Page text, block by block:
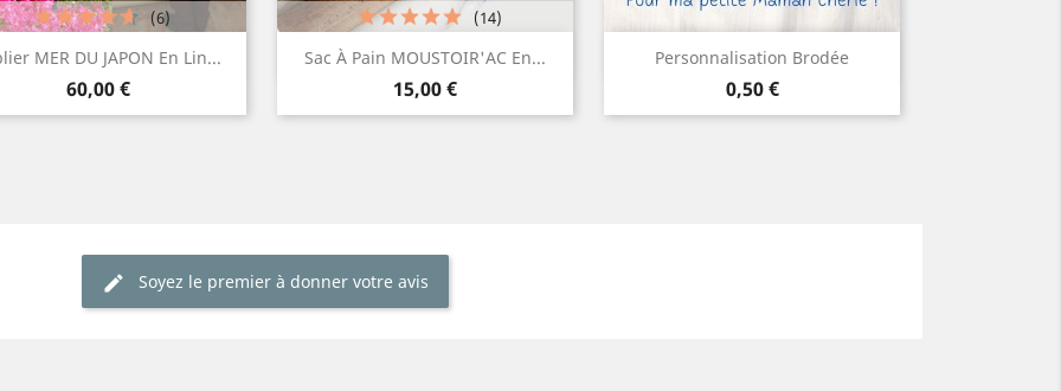
MER DU JAPON En Lin...
Prix
60,00 €
(6)
Aperçu rapide
CraieGris
foncé
Bleu
roi
Sac À Pain MOUSTOIR'AC En...
Prix
15,00 €
(14)
Aperçu rapide Personnalisation Brodée
Prix
0,50 €
Aperçu rapide
Soyez le premier à donner votre avis